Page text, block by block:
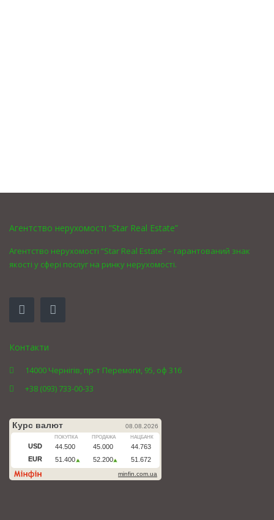
Агентство нерухомості “Star Real Estate”
Агентство нерухомості “Star Real Estate” – гарантований знак
якості у сфері послуг на ринку нерухомості.
Контакти
14000 Чернігів, пр-т Перемоги, 95, оф 316
+38 (093) 733-00-33